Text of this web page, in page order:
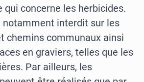
qui concerne les herbicides.
notamment interdit sur les
chemins communaux ainsi
en graviers, telles que les
Par ailleurs, les